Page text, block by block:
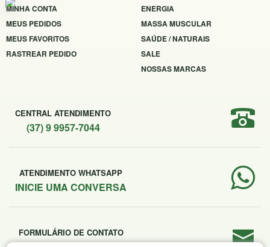
MINHA CONTA
MEUS PEDIDOS
MEUS FAVORITOS
RASTREAR PEDIDO
ENERGIA
MASSA MUSCULAR
SAÚDE / NATURAIS
SALE
NOSSAS MARCAS
CENTRAL ATENDIMENTO
(37) 9 9957-7044
ATENDIMENTO WHATSAPP
INICIE UMA CONVERSA
FORMULÁRIO DE CONTATO